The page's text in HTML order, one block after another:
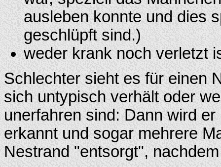
ausleben konnte und dies
geschlüpft sind.)
weder krank noch verletzt
Schlechter sieht es für einen
sich untypisch verhält oder
unerfahren sind: Dann wird
erkannt und sogar mehrere
Nestrand "entsorgt",